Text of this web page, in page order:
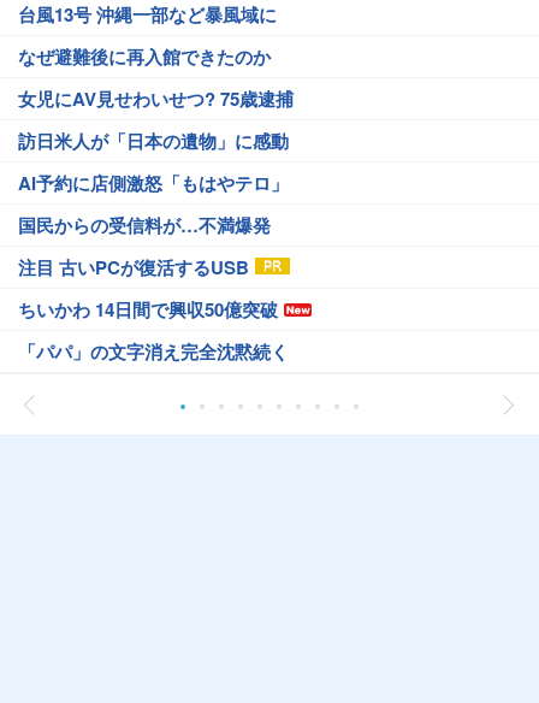
台風13号 沖縄一部など暴風域に
なぜ避難後に再入館できたのか
女児にAV見せわいせつ? 75歳逮捕
訪日米人が「日本の遺物」に感動
AI予約に店側激怒「もはやテロ」
国民からの受信料が…不満爆発
注目 古いPCが復活するUSB
ちいかわ 14日間で興収50億突破
「パパ」の文字消え完全沈黙続く